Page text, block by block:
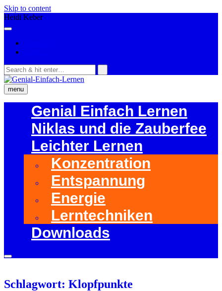
Skip to content
Heidi Keber
menu
Genial Einfach Lernen
Niklas und die Zauberfee
Leichter Lernen
Konzentration
Entspannung
Energie
Lerntechniken
Downloads
Schlagwort: Klopfpunkte